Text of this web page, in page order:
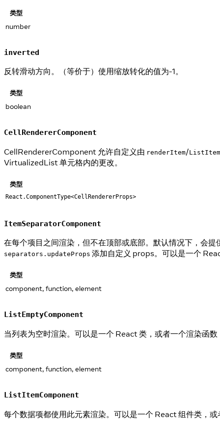
类型
number
inverted
反转滑动方向。（等价于）使用缩放转化的值为-1。
类型
boolean
CellRendererComponent
CellRendererComponent 允许自定义由 renderItem/
VirtualizedList 单元格内的更改。
类型
React.ComponentType<CellRendererProps>
ItemSeparatorComponent
在每个项目之间渲染，但不在顶部或底部。默认情况下，会提
separators.updateProps 添加自定义 props。可以是一个
类型
component, function, element
ListEmptyComponent
当列表为空时渲染。可以是一个 React 类，或者一个渲染函
类型
component, function, element
ListItemComponent
每个数据项都使用此元素渲染。可以是一个 React 组件类，